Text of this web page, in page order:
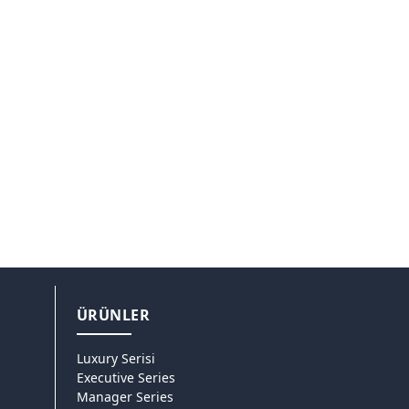
ÜRÜNLER
Luxury Serisi
Executive Series
Manager Series